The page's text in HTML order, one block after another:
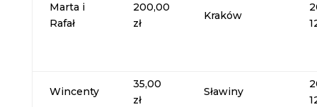
Marta i
Rafał
200,00
zł
Kraków
Wincenty
35,00
zł
Sławiny